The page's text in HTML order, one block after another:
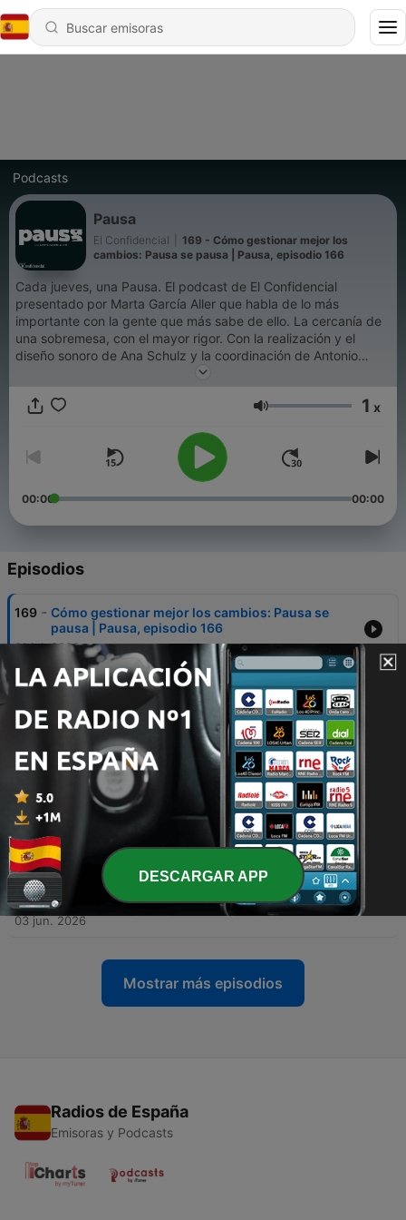
Podcasts
Pausa
El Confidencial
169 - Cómo gestionar mejor los
cambios: Pausa se pausa | Pausa, episodio 166
Cada jueves, una Pausa. El podcast de El Confidencial
presentado por Marta García Aller que habla de lo más
importante con la gente que más sabe de ello. La cercanía de
una sobremesa, con el mayor rigor. Con la realización y el
diseño sonoro de Ana Schulz y la coordinación de Antonio
Volumen 1 x
00:00 00:00
Episodios
169 - Cómo gestionar mejor los cambios: Pausa se
pausa | Pausa, episodio 166
01 jul. 2026
168 - Se llama soledad | Pausa, episodio 165
La moda se ha vuelto loca | Pausa, episodio 164
17 jun. 2026
166 - Qué pasa cuando hablamos con las máquinas |
Pausa, episodio 163
10 jun. 2026
165 - Mirar al cielo cuando se rompe el Sol: qué nos
dicen los eclipses de la vida | Pausa, episodio
162
03 jun. 2026
Mostrar más episodios
Radios de España
Emisoras y Podcasts
DESCARGAR APP